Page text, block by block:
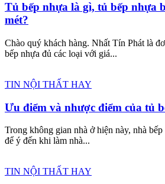
Tủ bếp nhựa là gì, tủ bếp nhựa
mét?
Chào quý khách hàng. Nhất Tín Phát là
bếp nhựa đủ các loại với giá...
TIN NỘI THẤT HAY
Ưu điểm và nhược điểm của tủ
Trong không gian nhà ở hiện này, nhà
để ý đến khi làm nhà...
TIN NỘI THẤT HAY